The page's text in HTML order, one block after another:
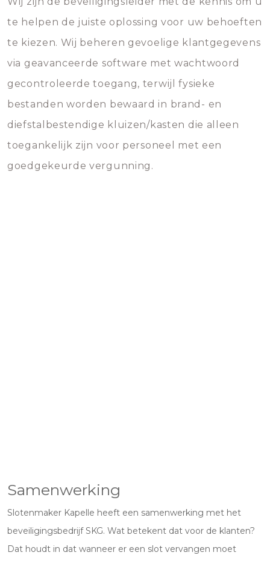
te helpen de juiste oplossing voor uw behoeften
te kiezen. Wij beheren gevoelige klantgegevens
via geavanceerde software met wachtwoord
gecontroleerde toegang, terwijl fysieke
bestanden worden bewaard in brand- en
diefstalbestendige kluizen/kasten die alleen
toegankelijk zijn voor personeel met een
goedgekeurde vergunning.
Samenwerking
Slotenmaker Kapelle heeft een samenwerking met het
beveiligingsbedrijf SKG. Wat betekent dat voor de klanten?
Dat houdt in dat wanneer er een slot vervangen moet